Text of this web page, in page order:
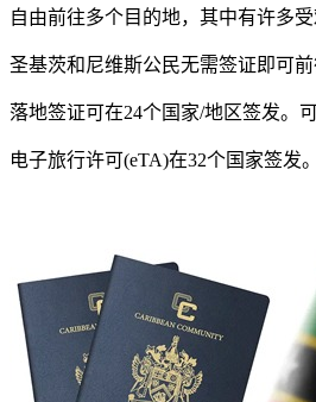
自由前往多个目的地，其中有许多受
圣基茨和尼维斯公民无需签证即可
落地签证可在24个国家/地区签发。
电子旅行许可(eTA)在32个国家签发